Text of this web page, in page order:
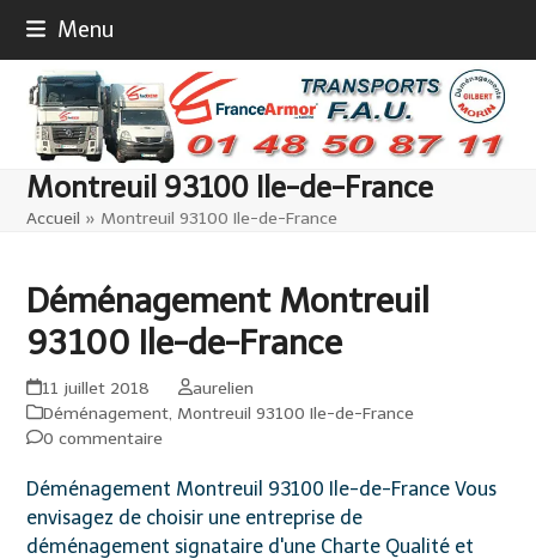
content
Menu
Montreuil 93100 Ile-de-France
Accueil » Montreuil 93100 Ile-de-France
Déménagement Montreuil
93100 Ile-de-France
11 juillet 2018
aurelien
Déménagement, Montreuil 93100 Ile-de-France
0 commentaire
Déménagement Montreuil 93100 Ile-de-France Vous
envisagez de choisir une entreprise de
déménagement signataire d'une Charte Qualité et